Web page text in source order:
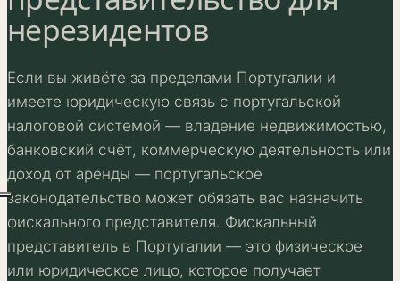
нерезидентов
Если вы живёте за пределами Португалии и
имеете юридическую связь с португальской
налоговой системой — владение недвижимостью,
банковский счёт, коммерческую деятельность или
доход от аренды — португальское
законодательство может обязать вас назначить
фискального представителя. Фискальный
представитель в Португалии — это физическое
или юридическое лицо, которое получает